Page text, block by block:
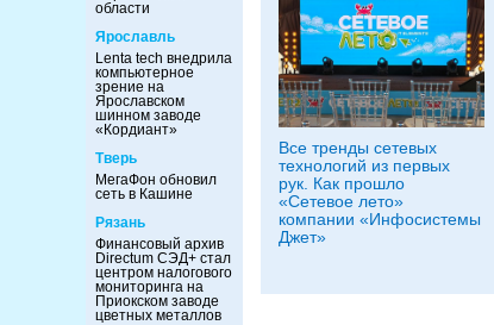
области
Ярославль
Lenta tech внедрила
компьютерное
зрение на
Ярославском
шинном заводе
«Кордиант»
Тверь
МегаФон обновил
сеть в Кашине
Рязань
Финансовый архив
Directum СЭД+ стал
центром налогового
мониторинга на
Приокском заводе
цветных металлов
Все тренды сетевых
технологий из первых
рук. Как прошло
«Сетевое лето»
компании «Инфосистемы
Джет»